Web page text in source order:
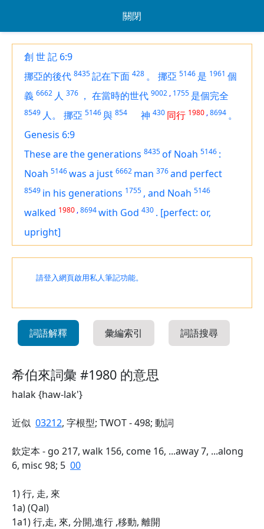
關閉
創 世 記 6:9
挪亞的後代 8435記在下面 428 。 挪亞 5146 是 1961 個
義 6662 人 376 ， 在當時的世代 9002 , 1755 是個完全
8549 人。 挪亞 5146與 854 神 430 同行 1980 ,8694 。
Genesis 6:9
Thesearethe generations 8435of Noah 5146 :
Noah 5146was a just 6662 man 376and perfect
8549 in his generations 1755 , and Noah 5146
walked 1980 ,8694with God 430 . [perfect: or,
upright]
請登入網頁啟用私人筆記功能。
詞語解釋 彙編索引 詞語搜尋
希伯來詞彙 #1980 的意思
halak {haw-lak'}
近似 03212, 字根型; TWOT - 498; 動詞
欽定本 - go 217, walk 156, come 16, ...away 7, ...along
6, misc 98; 5 00
1) 行, 走, 來
1a) (Qal)
1a1) 行,走, 來, 分開,進行 ,移動, 離開